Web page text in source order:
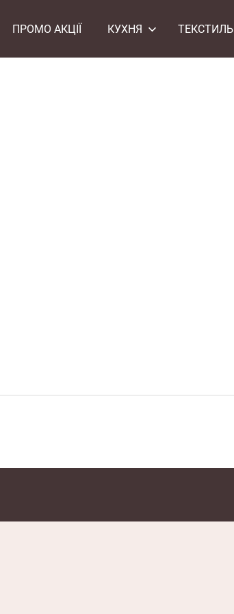
ПРОМО АКЦІЇ КУХНЯ ТЕКСТИЛЬ